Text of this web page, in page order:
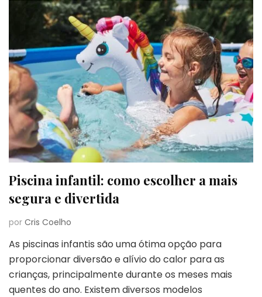
Piscina infantil: como escolher a mais
segura e divertida
por Cris Coelho
As piscinas infantis são uma ótima opção para
proporcionar diversão e alívio do calor para as
crianças, principalmente durante os meses mais
quentes do ano. Existem diversos modelos